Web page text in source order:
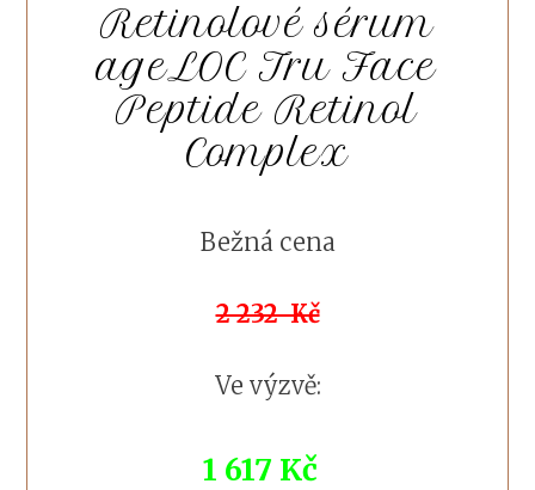
Retinolové sérum
ageLOC Tru Face
Peptide Retinol
Complex
Bežná cena
2 232 Kč
Ve výzvě:
1 617 Kč